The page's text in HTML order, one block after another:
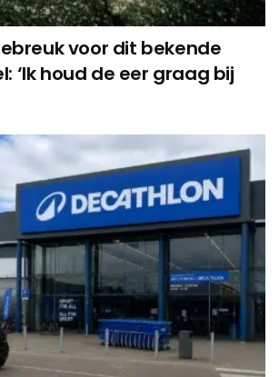
voor dit bekende
‘Ik houd de eer graag bij